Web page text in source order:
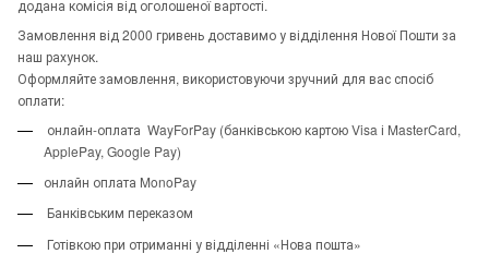
додана комісія від оголошеної вартості.
Замовлення від 2000 гривень доставимо у відділення Нової Пошти за
наш рахунок.
Оформляйте замовлення, використовуючи зручний для вас спосіб
оплати:
онлайн-оплата WayForPay (банківською картою Visa і MasterCard,
ApplePay, Google Pay)
онлайн оплата MonoPay
Банківським переказом
Готівкою при отриманні у відділенні «Нова пошта»